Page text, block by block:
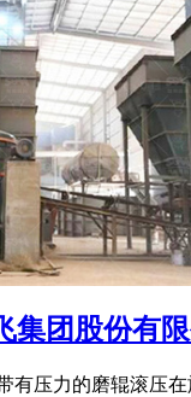
集团股份有
有压力的磨辊滚压